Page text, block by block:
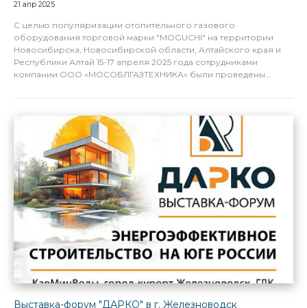
21 апр 2025
С целью популяризации отопительного газового
оборудования торговой марки "MOGUCHI" на территории
Новосибирска, Новосибирской области, Алтайского края и
Республики Алтай 15-17 апреля 2025 года сотрудниками
компании ООО «МОСОБЛГАЗТЕХНИКА» были проведены...
Выставка-форум "ДАРКО" в г. Железноводск